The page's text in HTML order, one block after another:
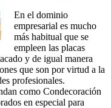
En el dominio
empresarial es mucho
más habitual que se
empleen las placas
y de igual manera
que son por virtud a la
profesionales.
como Condecoración
en especial para